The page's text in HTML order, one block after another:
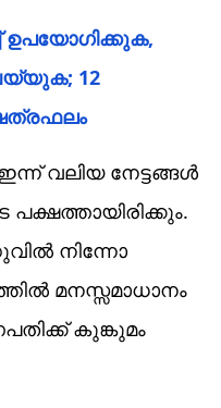
ഉപയോഗിക്കുക,
12
വലിയ നേട്ടങ്ങൾ
പക്ഷത്തായിരിക്കും.
നിന്നോ
മനസ്സമാധാനം
കുങ്കുമം